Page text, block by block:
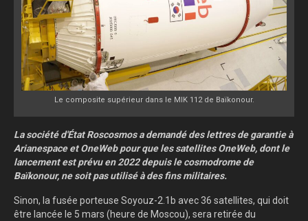
Le composite supérieur dans le MIK 112 de Baïkonour.
La société d'État Roscosmos a demandé des lettres de garantie à
Arianespace et OneWeb pour que les satellites OneWeb, dont le
lancement est prévu en 2022 depuis le cosmodrome de
Baïkonour, ne soit pas utilisé à des fins militaires.
Sinon, la fusée porteuse Soyouz-2.1b avec 36 satellites, qui doit
être lancée le 5 mars (heure de Moscou), sera retirée du